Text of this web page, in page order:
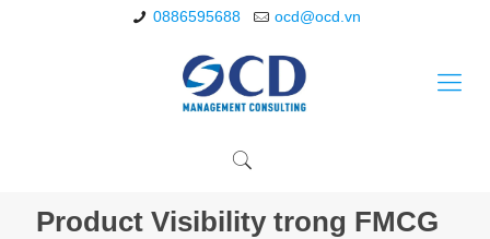
0886595688 ocd@ocd.vn
Product Visibility trong FMCG